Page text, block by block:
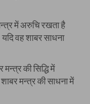
में अरुचि रखता है
वह शाबर साधना
की सिद्धि में
मन्त्र की साधना में